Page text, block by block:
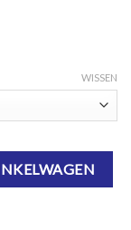
WISSEN